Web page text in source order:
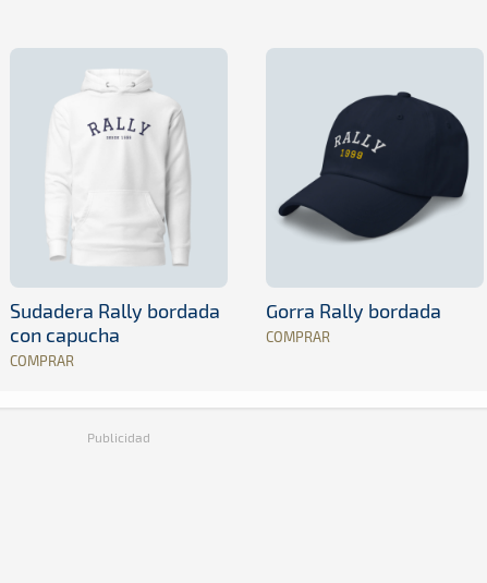
Sudadera Rally bordada
con capucha
COMPRAR
Gorra Rally bordada
COMPRAR
Publicidad